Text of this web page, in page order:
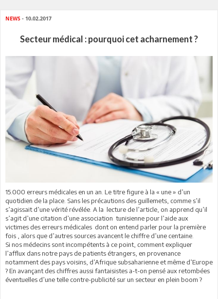
NEWS - 10.02.2017
Secteur médical : pourquoi cet acharnement ?
15.000 erreurs médicales en un an. Le titre figure à la « une » d’un
quotidien de la place. Sans les précautions des guillemets, comme s’il
s’agissait d’une vérité révélée. A la lecture de l’article, on apprend qu’il
s’agit d’une citation d’une association tunisienne pour l’aide aux
victimes des erreurs médicales dont on entend parler pour la première
fois , alors que d’autres sources avancent le chiffre d’une centaine.
Si nos médecins sont incompétents à ce point, comment expliquer
l’afflux dans notre pays de patients étrangers, en provenance
notamment des pays voisins, d’Afrique subsaharienne et même d’Europe
? En avançant des chiffres aussi fantaisistes a-t-on pensé aux retombées
éventuelles d’une telle contre-publicité sur un secteur en plein boom ?